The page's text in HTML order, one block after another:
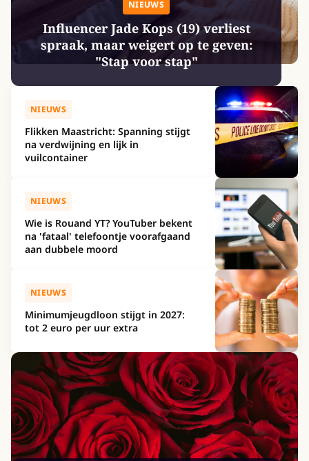
NIEUWS
Influencer Jade Kops (19) verliest
spraak, maar weigert op te geven:
"Stap voor stap"
NIEUWS
Flikken Maastricht: Spanning stijgt
na verdwijning en lijk in
vuilcontainer
NIEUWS
Wie is Rouand YT? YouTuber bekent
na 'fataal' telefoontje voorafgaand
aan dubbele moord
NIEUWS
Minimumjeugdloon stijgt in 2027:
tot 2 euro per uur extra